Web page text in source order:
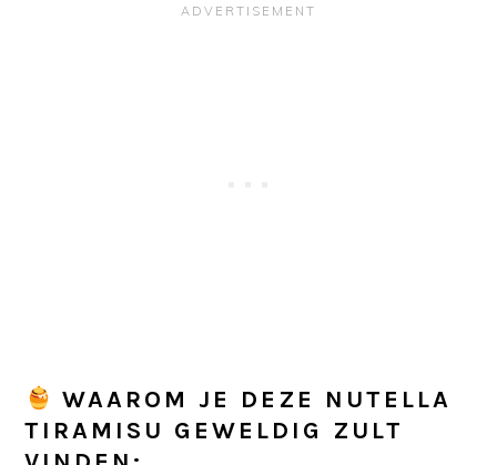
WAAROM JE DEZE NUTELLA
TIRAMISU GEWELDIG ZULT